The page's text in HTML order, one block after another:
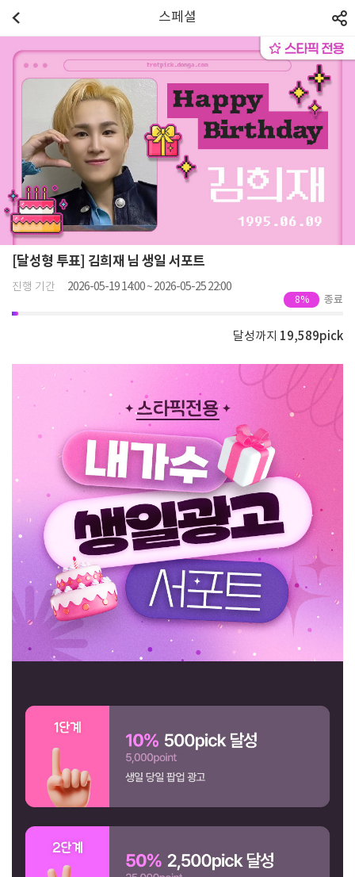
스페셜
[달성형 투표] 김희재 님 생일 서포트
진행 기간 2026-05-19 14:00 ~ 2026-05-25 22:00
8% 종료
달성까지 19,589pick